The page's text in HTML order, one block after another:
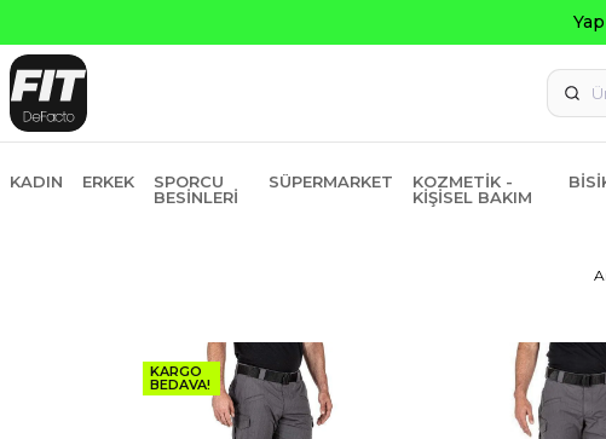
Yapı Kredi ve Garanti
KADIN ERKEK
SPORCU
BESINLERI
SÜPERMARKET
KOZMETIK -
KIŞISEL BAKIM
KARGO
BEDAVA!